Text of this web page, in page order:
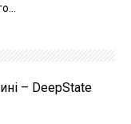
– DeepState